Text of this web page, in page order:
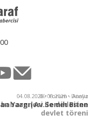
04.08.2026 • Yorum - Analiz
Yargı|Av.Semih Biten